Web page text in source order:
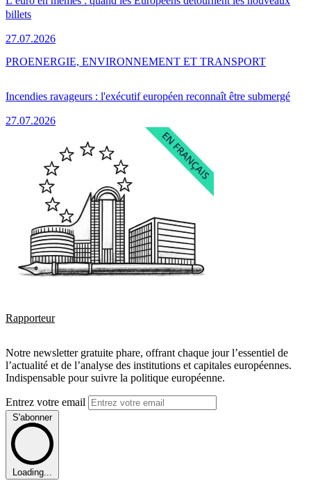
billets
27.07.2026
Incendies ravageurs : l'exécutif européen reconnaît être submergé
27.07.2026
PROENERGIE, ENVIRONNEMENT ET TRANSPORT
Rapporteur
Notre newsletter gratuite phare, offrant chaque jour l’essentiel de
l’actualité et de l’analyse des institutions et capitales européennes.
Indispensable pour suivre la politique européenne.
Entrez votre email
S'abonner
Loading...